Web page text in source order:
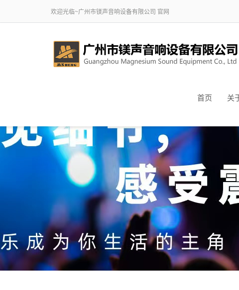
欢迎光临~广州市镁声音响设备有限公司 官网
首页 关